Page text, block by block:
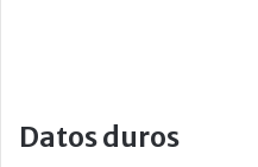
Datos duros